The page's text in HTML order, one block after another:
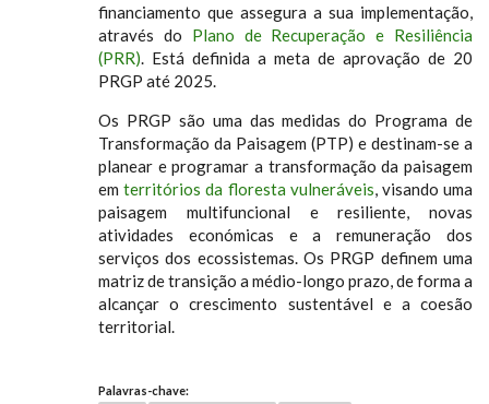
financiamento que assegura a sua implementação,
através do Plano de Recuperação e Resiliência
(PRR) . Está definida a meta de aprovação de 20
PRGP até 2025.
Os PRGP são uma das medidas do Programa de
Transformação da Paisagem (PTP) e destinam-se a
planear e programar a transformação da paisagem
emterritórios da floresta vulneráveis , visando uma
paisagem multifuncional e resiliente, novas
atividades económicas e a remuneração dos
serviços dos ecossistemas. Os PRGP definem uma
matriz de transição a médio-longo prazo, de forma a
alcançar o crescimento sustentável e a coesão
territorial.
Palavras-chave: